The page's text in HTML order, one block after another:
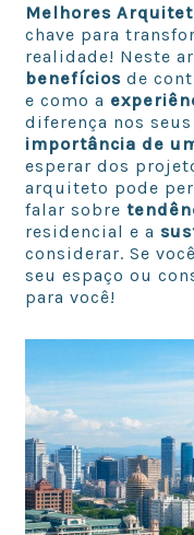
Melhores
chave para
realidade! Neste
benefícios de
e como a
diferença nos
importância de
esperar dos
arquiteto pode
falar sobre
residencial e a
considerar. Se
seu espaço ou
para você!